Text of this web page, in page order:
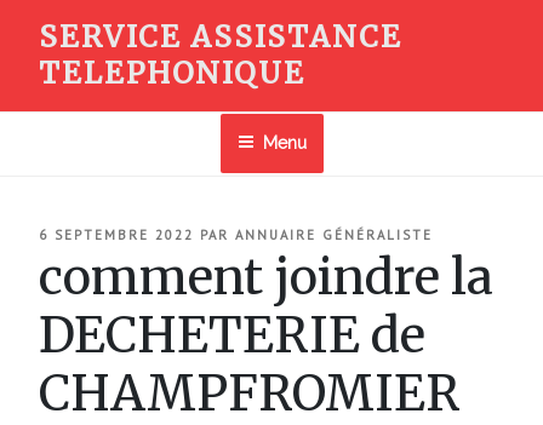
contenu
SERVICE ASSISTANCE
TELEPHONIQUE
Menu
PUBLIÉ
6 SEPTEMBRE 2022 PAR ANNUAIRE GÉNÉRALISTE
comment joindre la
DECHETERIE de
CHAMPFROMIER